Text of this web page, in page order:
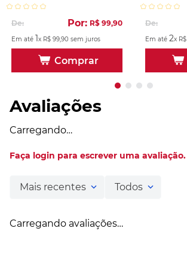
De: Por: R$ 99,90
Em até 1x R$ 9990 sem juros
Comprar
De:
Em até 2x R$
Avaliações
Carregando…
Faça login para escrever uma avaliação.
Mais recentes Todos
Carregando avaliações…